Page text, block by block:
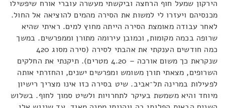
הירקון שמעל חוף הרחצה וביקשתי מעשרה עוברי אורח שיפשילו
מכנסיהם ויעזרו לי למשות את הסירה מהמים להוציאה אל החול.
לאחר עבודה מאומצת הסירה הייתה מחוץ למים. ראיתי שהיא
שרופה בכמה מקומות, וכמובן עירומה מתורן וממפרשים. במשך
כמה חודשים הענקתי את אהבתי לסירה (סירה מסוג 420
שנקראת כך משום אורכה – 4.20 מטרים). תיקנתי את החלקים
השרופים, מצאתי תורן משומש ומפרשים ישנים, והחזרתי אותה
לפעילות במרינה תל־אביב. שיט בסירה כזו אינו מצריך רישיון
מיוחד והיא משמשת בעיקר לתחרויות ולשיט סמוך לחוף. בשלוש